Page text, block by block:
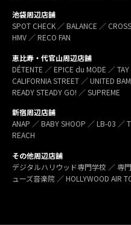
池袋周辺店舗
SPOT CHECK ／ BALANCE ／
HMV ／ RECO FAN
恵比寿・代官山周辺店舗
DÉTENTE ／ EPICE du MODE ／
CALIFORNIA STREET ／ UNITED
READY STEADY GO! ／ SUPREME
新宿周辺店舗
ANAP ／ BABY SHOOP ／ LB-03 ／
REACH
その他周辺店舗
デジタルハリウッド専門学校 ／ 専
ューズ音楽院 ／ HOLLYWOOD AIR